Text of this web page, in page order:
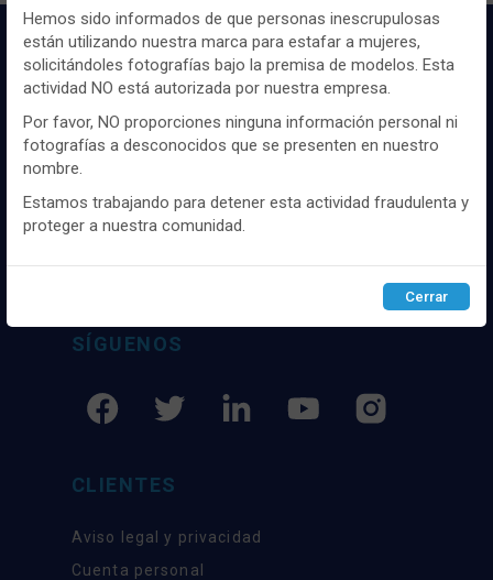
Distribuidor y mayorista textil de las mejores
marcaas de ropa y complementos del
mercado, marcas tanto nacionales como
experiencia como proveedor de los mejores
SÍGUENOS
CLIENTES
Aviso legal y privacidad
Cuenta personal
persistentes, para hacer funcionar de manera segura nuestra
página web y personalizar su contenido.
Igualmente, utilizamos cookies para medir y obtener datos de
la navegación que realizas y para ajustar el contenido a tus
gustos y preferencias.
Puedesconfigurary aceptar el uso de cookies a tu gusto.
Para obtener más información visita nuestra
cookies .
Configurar Rechazar ACEPTAR
Hemos sido informados de que personas inescrupulosas
están utilizando nuestra marca para estafar a mujeres,
solicitándoles fotografías bajo la premisa de modelos. Esta
actividad NO está autorizada por nuestra empresa.
Por favor, NO proporciones ninguna información personal ni
fotografías a desconocidos que se presenten en nuestro
nombre.
Estamos trabajando para detener esta actividad fraudulenta y
proteger a nuestra comunidad.
Cerrar